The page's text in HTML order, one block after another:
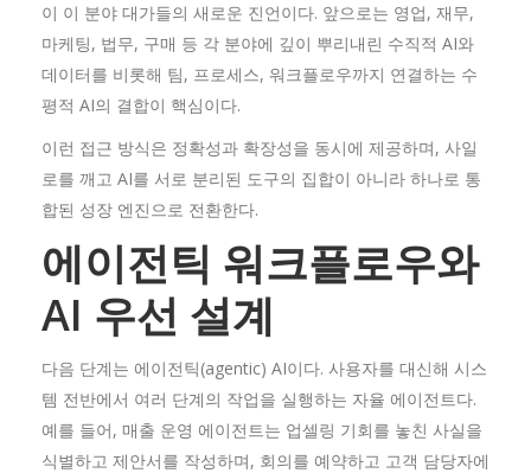
이 이 분야 대가들의 새로운 진언이다. 앞으로는 영업, 재무,
마케팅, 법무, 구매 등 각 분야에 깊이 뿌리내린 수직적 AI와
데이터를 비롯해 팀, 프로세스, 워크플로우까지 연결하는 수
평적 AI의 결합이 핵심이다.
이런 접근 방식은 정확성과 확장성을 동시에 제공하며, 사일
로를 깨고 AI를 서로 분리된 도구의 집합이 아니라 하나로 통
합된 성장 엔진으로 전환한다.
에이전틱 워크플로우와
AI 우선 설계
다음 단계는 에이전틱(agentic) AI이다. 사용자를 대신해 시스
템 전반에서 여러 단계의 작업을 실행하는 자율 에이전트다.
예를 들어, 매출 운영 에이전트는 업셀링 기회를 놓친 사실을
식별하고 제안서를 작성하며, 회의를 예약하고 고객 담당자에